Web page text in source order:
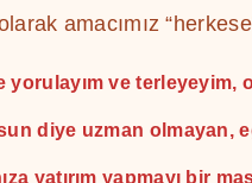
amacımız
yorulayım ve terleyeyim,
diye uzman olmayan,
yatırım yapmayı bir